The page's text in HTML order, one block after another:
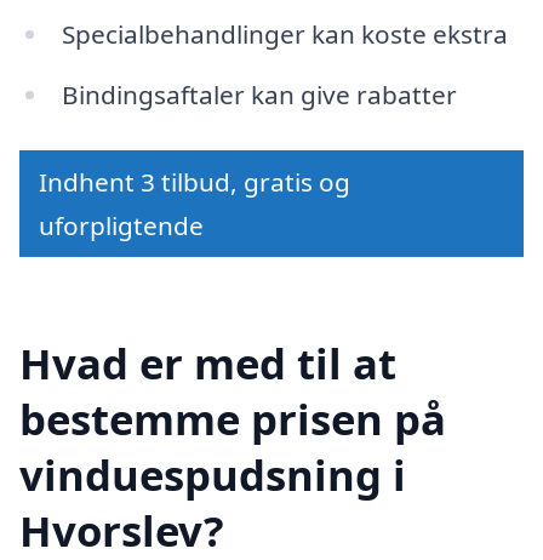
Specialbehandlinger kan koste ekstra
Bindingsaftaler kan give rabatter
Indhent 3 tilbud, gratis og
uforpligtende
Hvad er med til at
bestemme prisen på
vinduespudsning i
Hvorslev?